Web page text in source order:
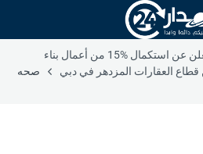
شركة دي اتش جي للعقارات تعلن عن استكمال %15 من أعمال بناء
العقارات المزدهر في دبي
صحه